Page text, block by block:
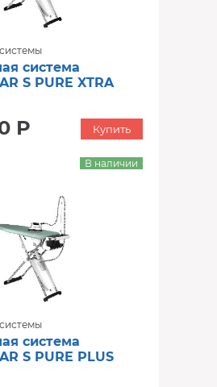
система
S PURE XTRA
Р Купить
система
S PURE PLUS
В наличии